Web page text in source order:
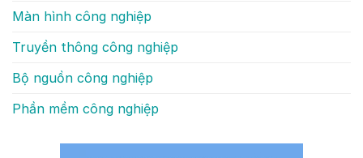
Màn hình công nghiệp
Truyền thông công nghiệp
Bộ nguồn công nghiệp
Phần mềm công nghiệp